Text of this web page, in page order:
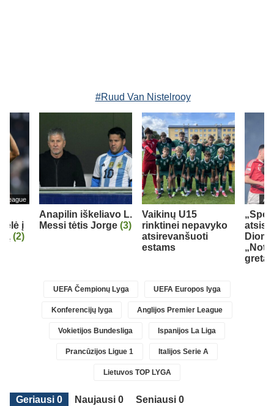
#Ruud Van Nistelrooy
League
į
(2)
Anapilin iškeliavo L.
Messi tėtis Jorge (3)
Vaikinų U15
rinktinei nepavyko
atsirevanšuoti
estams
gretas
UEFA Čempionų Lyga UEFA Europos lyga
Konferencijų lyga Anglijos Premier League
Vokietijos Bundesliga Ispanijos La Liga
Prancūzijos Ligue 1 Italijos Serie A
Lietuvos TOP LYGA
Geriausi 0 Naujausi 0
Seniausi 0